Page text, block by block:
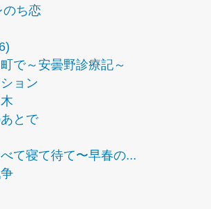
のち恋
で～安曇野診療記～
ョン
とで
て寝て待て〜早春の...